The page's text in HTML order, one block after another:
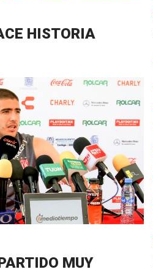
HISTORIA
MUY